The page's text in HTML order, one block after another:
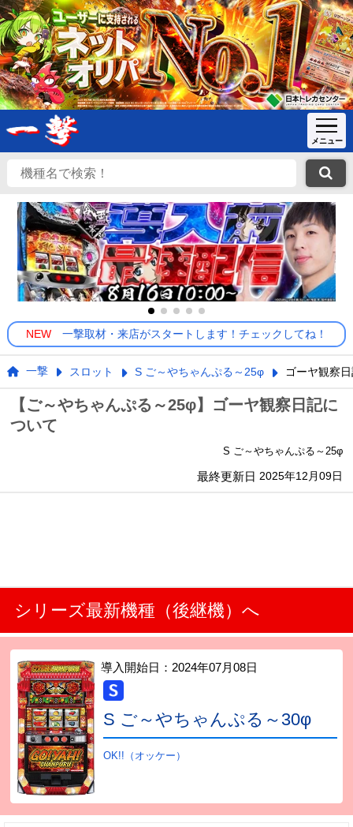
NEW 一撃取材・来店がスタートします！チェックしてね！
一撃 スロット S ご～やちゃんぷる～25φ ゴーヤ観察
【ご～やちゃんぷる～25φ】ゴーヤ観察日記に
ついて
S ご～やちゃんぷる～25φ
最終更新日 2025年12月09日
シリーズ最新機種（後継機）へ
導入開始日： 2024年07月08日
S ご～やちゃんぷる～30φ
OK!!（オッケー）